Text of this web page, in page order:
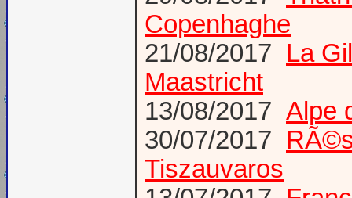
Copenhaghe
21/08/2017 La
Maastricht
13/08/2017 Alpe
30/07/2017
Tiszauvaros